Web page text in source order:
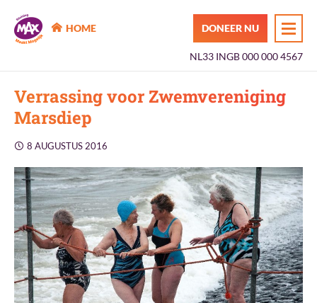
MAX Maakt Mogelijk
HOME DONEER NU
NL33 INGB 000 000 4567
Verrassing voor Zwemvereniging
Marsdiep
8 AUGUSTUS 2016